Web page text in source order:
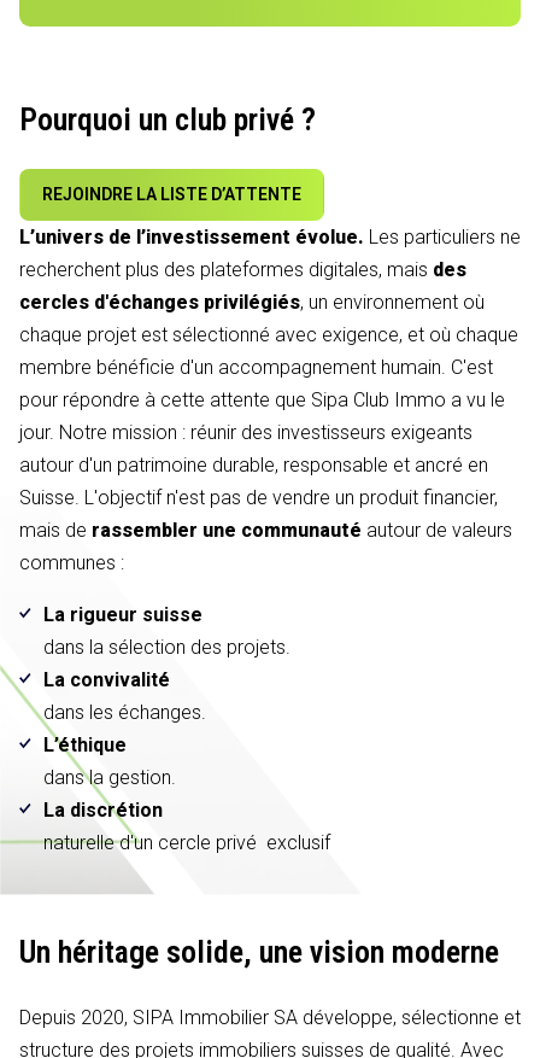
Pourquoi un club privé ?
REJOINDRE LA LISTE D’ATTENTE
L’univers de l’investissement évolue. Les particuliers ne
recherchent plus des plateformes digitales, mais des
cercles d'échanges privilégiés, un environnement où
chaque projet est sélectionné avec exigence, et où chaque
membre bénéficie d'un accompagnement humain. C'est
pour répondre à cette attente que Sipa Club Immo a vu le
jour. Notre mission : réunir des investisseurs exigeants
autour d'un patrimoine durable, responsable et ancré en
Suisse. L'objectif n'est pas de vendre un produit financier,
mais de rassembler une communauté autour de valeurs
communes :
La rigueur suisse
dans la sélection des projets.
La convivalité
dans les échanges.
L’éthique
dans la gestion.
La discrétion
naturelle d'un cercle privé exclusif
Un héritage solide, une vision moderne
Depuis 2020, SIPA Immobilier SA développe, sélectionne et
structure des projets immobiliers suisses de qualité. Avec